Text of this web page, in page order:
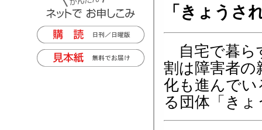
「きょうさ
自宅で暮ら
割は障害者の
化も進んで
る団体「き